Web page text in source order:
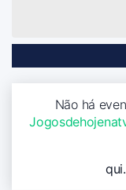
Não há